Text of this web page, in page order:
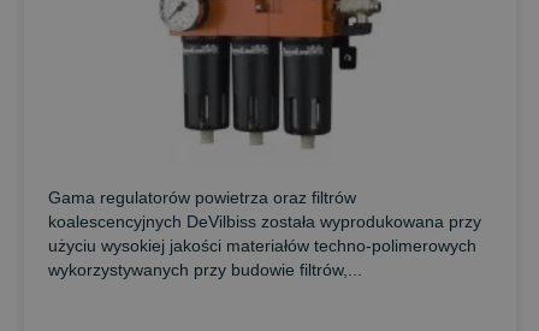
Gama regulatorów powietrza oraz filtrów
koalescencyjnych DeVilbiss została wyprodukowana przy
użyciu wysokiej jakości materiałów techno-polimerowych
wykorzystywanych przy budowie filtrów,...